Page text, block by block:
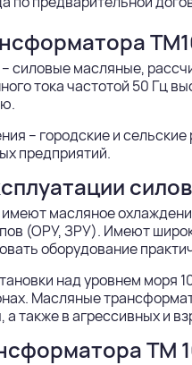
масляные,
тока частотой 50 Гц
– городские и
предприятий.
масляное
(ОРУ, ЗРУ). Имеют
оборудование
над уровнем моря
Масляные
а также в агрессивных и
ТМ